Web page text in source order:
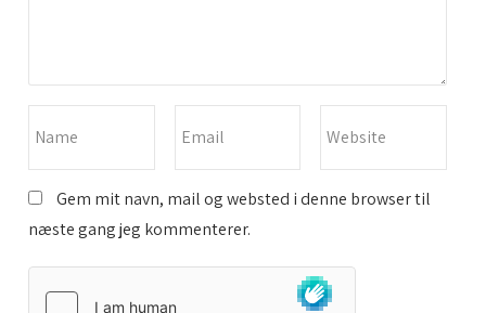
Gem mit navn, mail og websted i denne browser til
næste gang jeg kommenterer.